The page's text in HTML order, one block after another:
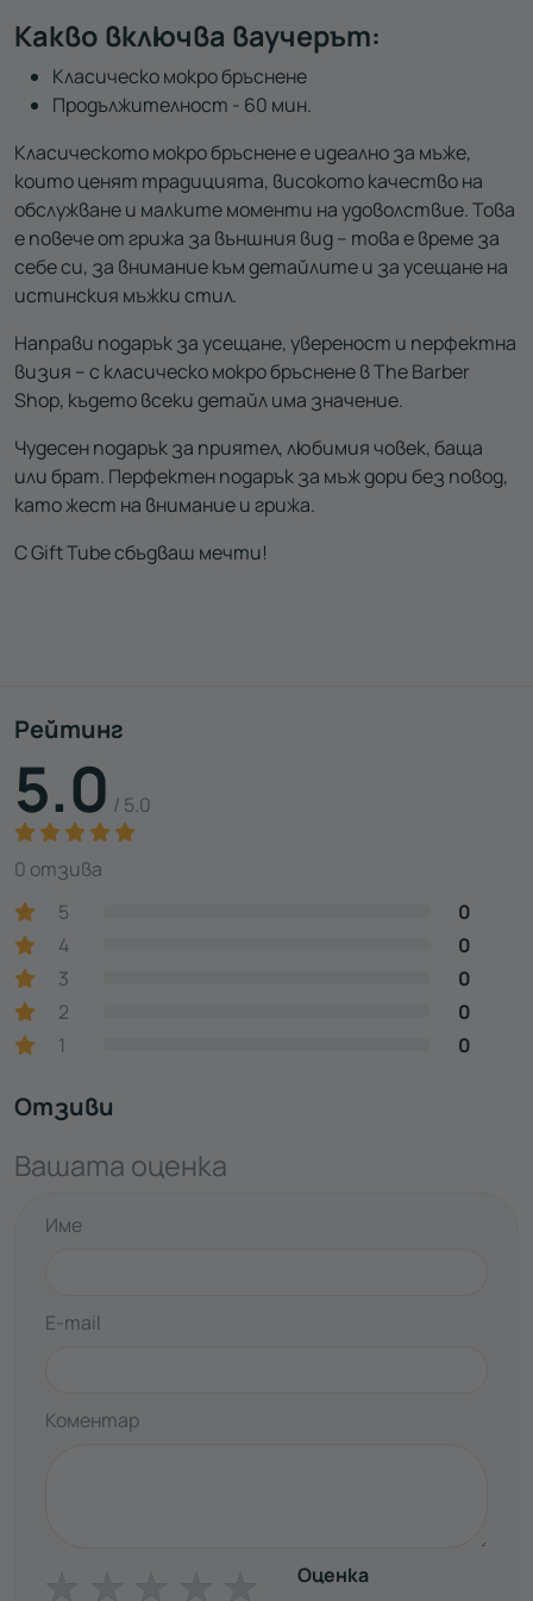
Какво включва ваучерът:
Класическо мокро бръснене
Продължителност - 60 мин.
Класическото мокро бръснене е идеално за мъже,
които ценят традицията, високото качество на
обслужване и малките моменти на удоволствие. Това
е повече от грижа за външния вид – това е време за
себе си, за внимание към детайлите и за усещане на
истинския мъжки стил.
Направи подарък за усещане, увереност и перфектна
визия – с класическо мокро бръснене в The Barber
Shop, където всеки детайл има значение.
Чудесен подарък за приятел, любимия човек, баща
или брат. Перфектен подарък за мъж дори без повод,
като жест на внимание и грижа.
С Gift Tube сбъдваш мечти!
Рейтинг
5.0 / 5.0
0 отзива
5
0
4
0
3
0
2
0
1
0
Отзиви
Вашата оценка
Име
E-mail
Коментар
Оценка